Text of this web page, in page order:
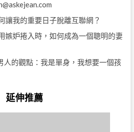
讓我的重要日子脫離互聯網？
嫉妒捲入時，如何成為一個聰明的妻
人的觀點：我是單身，我想要一個孩
延伸推薦